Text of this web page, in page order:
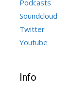
Podcasts
Soundcloud
Twitter
Youtube
Info